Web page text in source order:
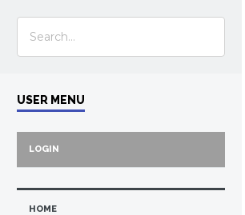
USER MENU
LOGIN
HOME